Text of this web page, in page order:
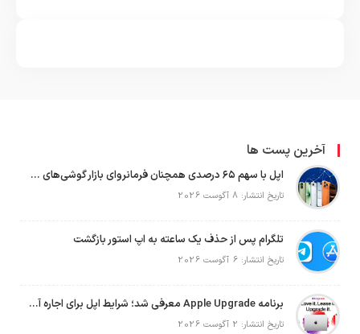
آخرین پست ها
اپل با سهم ۶۵ درصدی همچنان فرمانروای بازار گوشی‌های پریمیوم جهان است
تاریخ انتشار: 8 آگوست 2026
تلگرام پس از حذف یک ساعته به اپ استور بازگشت
تاریخ انتشار: 6 آگوست 2026
برنامه Apple Upgrade معرفی شد؛ شرایط اپل برای اجاره آیفون، آیپد، مک و اپل واچ
تاریخ انتشار: 2 آگوست 2026